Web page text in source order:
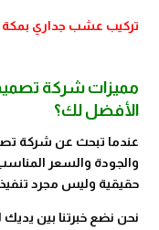
تركيب عشب جداري بمكة
مميزات شركة تصميم
الأفضل لك؟
عندما تبحث عن شركة
والجودة والسعر
حقيقية وليس مجرد
نحن نضع خبرتنا بين يديك